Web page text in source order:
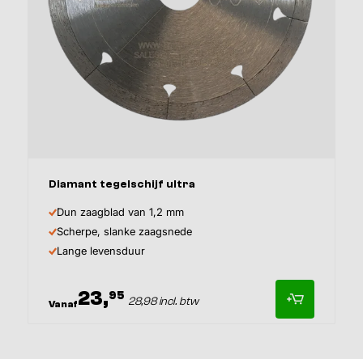
Afmeting
Diamant tegelschijf ultra
Dun zaagblad van 1,2 mm
Scherpe, slanke zaagsnede
Lange levensduur
Vanaf23,95 28,98 incl. btw